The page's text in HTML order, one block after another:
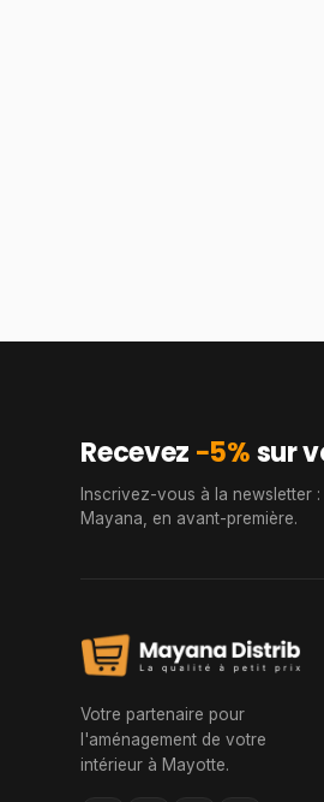
Recevez −5%sur
Inscrivez-vous à la newsletter
Mayana, en avant-première.
Votre partenaire pour
l'aménagement de votre
intérieur à Mayotte.